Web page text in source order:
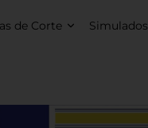
de Corte Simulados